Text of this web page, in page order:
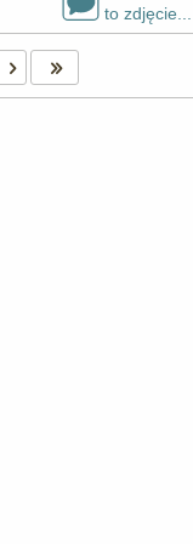
to zdjęcie...